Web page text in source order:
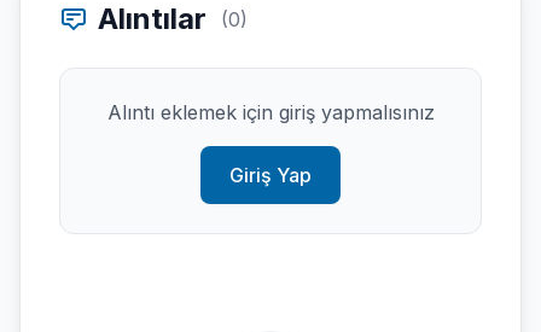
Alıntılar (0)
Alıntı eklemek için giriş yapmalısınız
Giriş Yap